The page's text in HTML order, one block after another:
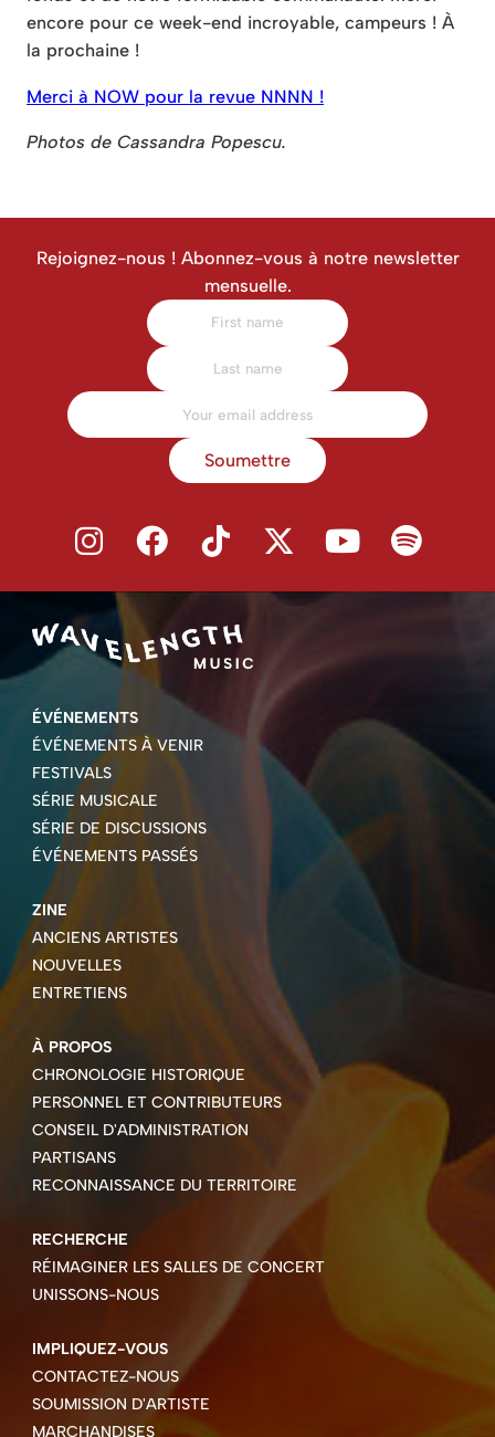
encore pour ce week-end incroyable, campeurs ! À
la prochaine !
Merci à NOW pour la revue NNNN !
Photos de Cassandra Popescu.
Rejoignez-nous ! Abonnez-vous à notre newsletter
mensuelle.
Soumettre
ÉVÉNEMENTS
ÉVÉNEMENTS À VENIR
FESTIVALS
SÉRIE MUSICALE
SÉRIE DE DISCUSSIONS
ÉVÉNEMENTS PASSÉS
ZINE
ANCIENS ARTISTES
NOUVELLES
ENTRETIENS
À PROPOS
CHRONOLOGIE HISTORIQUE
PERSONNEL ET CONTRIBUTEURS
CONSEIL D'ADMINISTRATION
PARTISANS
RECONNAISSANCE DU TERRITOIRE
RECHERCHE
RÉIMAGINER LES SALLES DE CONCERT
UNISSONS-NOUS
IMPLIQUEZ-VOUS
CONTACTEZ-NOUS
SOUMISSION D'ARTISTE
MARCHANDISES